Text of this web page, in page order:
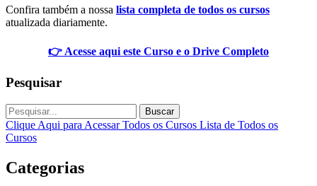
Confira também a nossa lista completa de todos os cursos
atualizada diariamente.
👉 Acesse aqui este Curso e o Drive Completo
Pesquisar
Buscar
Clique Aqui para Acessar Todos os Cursos Lista de Todos os
Cursos
Categorias